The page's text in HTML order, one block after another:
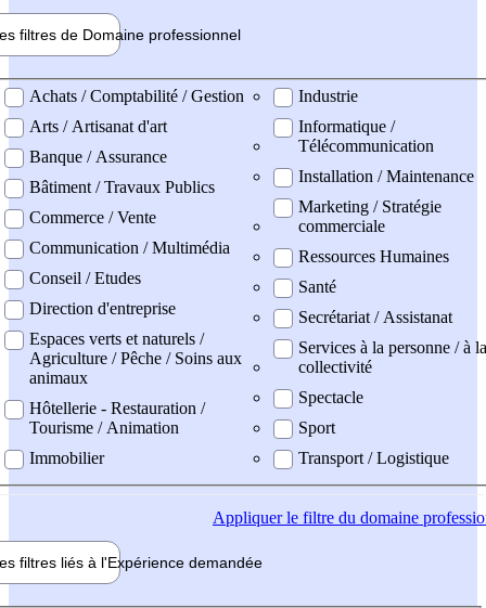
filtres de Domaine professionnel
professionel
Achats / Comptabilité / Gestion
Arts / Artisanat d'art
Banque / Assurance
Bâtiment / Travaux Publics
Commerce / Vente
Communication / Multimédia
Conseil / Etudes
Direction d'entreprise
Espaces verts et naturels /
Agriculture / Pêche / Soins aux
animaux
Hôtellerie - Restauration /
Tourisme / Animation
Immobilier
Industrie
Informatique /
Télécommunication
Installation / Maintenance
Marketing / Stratégie
commerciale
Ressources Humaines
Santé
Secrétariat / Assistanat
Services à la personne / à la
collectivité
Spectacle
Sport
Transport / Logistique
Appliquerle filtre du domaine
filtres liés à l'Expérience demandée